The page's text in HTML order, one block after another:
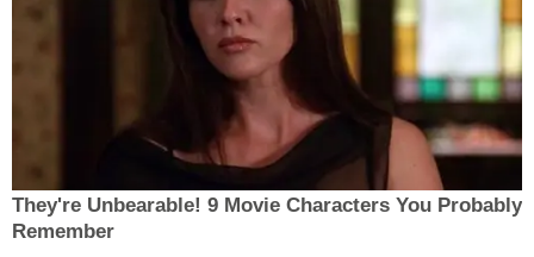
They're Unbearable! 9 Movie Characters You Probably
Remember